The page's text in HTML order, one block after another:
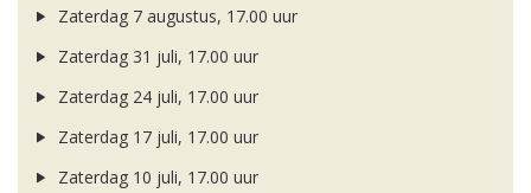
Zaterdag 7 augustus, 17.00 uur
Zaterdag 31 juli, 17.00 uur
Zaterdag 24 juli, 17.00 uur
Zaterdag 17 juli, 17.00 uur
Zaterdag 10 juli, 17.00 uur